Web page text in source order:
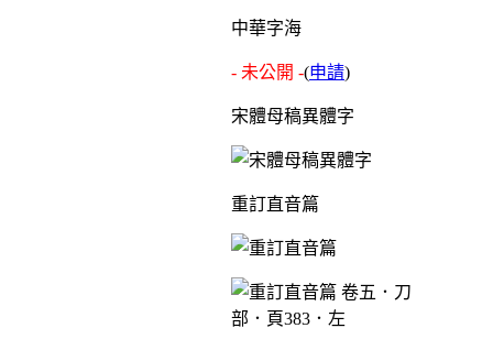
中華字海
- 未公開 -(申請)
宋體母稿異體字
重訂直音篇